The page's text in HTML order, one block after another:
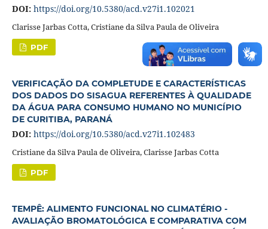
DOI: https://doi.org/10.5380/acd.v27i1.102021
Clarisse Jarbas Cotta, Cristiane da Silva Paula de Oliveira
PDF
VERIFICAÇÃO DA COMPLETUDE E CARACTERÍSTICAS
DOS DADOS DO SISAGUA REFERENTES À QUALIDADE
DA ÁGUA PARA CONSUMO HUMANO NO MUNICÍPIO
DE CURITIBA, PARANÁ
DOI: https://doi.org/10.5380/acd.v27i1.102483
Cristiane da Silva Paula de Oliveira, Clarisse Jarbas Cotta
PDF
TEMPÊ: ALIMENTO FUNCIONAL NO CLIMATÉRIO -
AVALIAÇÃO BROMATOLÓGICA E COMPARATIVA COM